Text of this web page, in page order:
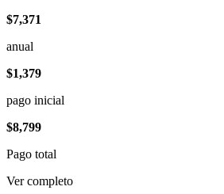
$7,371
anual
$1,379
pago inicial
$8,799
Pago total
Ver completo